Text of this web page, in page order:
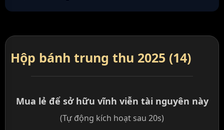
Hộp bánh trung thu 2025 (14)
Mua lẻ để sở hữu vĩnh viễn tài nguyên này
(Tự động kích hoạt sau 20s)